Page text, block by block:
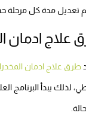
تعديل مدة كل مرحلة
علاج ادمان
طرق علاج ادمان
لذلك يبدأ